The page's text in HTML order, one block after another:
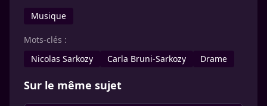
Musique
Mots-clés :
Nicolas Sarkozy
Carla Bruni-Sarkozy Drame
Sur le même sujet